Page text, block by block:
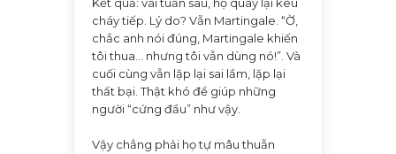
Kết quả: vài tuần sau, họ quay lại kêu
cháy tiếp. Lý do? Vẫn Martingale. “Ờ,
chắc anh nói đúng, Martingale khiến
tôi thua… nhưng tôi vẫn dùng nó!”. Và
cuối cùng vẫn lặp lại sai lầm, lặp lại
thất bại. Thật khó để giúp những
người “cứng đầu” như vậy.
Vậy chẳng phải họ tự mâu thuẫn